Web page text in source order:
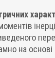
на